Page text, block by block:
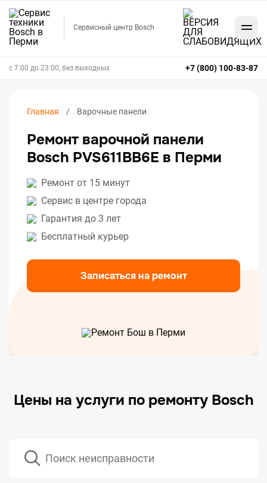
Сервисный центр Bosch
+7 (800) 100-83-87
с 7:00 до 23:00, без выходных
Главная Варочные панели
Ремонт варочной панели
Bosch PVS611BB6E в Перми
Ремонт от 15 минут
Сервис в центре города
Гарантия до 3 лет
Бесплатный курьер
Записаться на ремонт
Цены на услуги по ремонту Bosch